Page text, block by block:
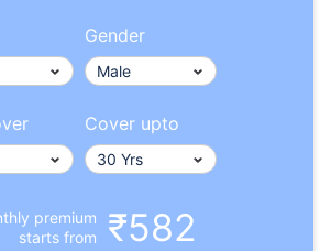
Gender
Cover upto
premium
starts from
₹582
₹ 1,376/నెల*
భద్రత కేవలం ఒక అడుగు దూరంలో ఉంది
ప్లాన్‌ను ఎంచుకోండి